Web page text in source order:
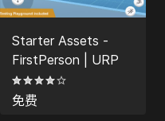
Starter Assets -
FirstPerson | URP
免费